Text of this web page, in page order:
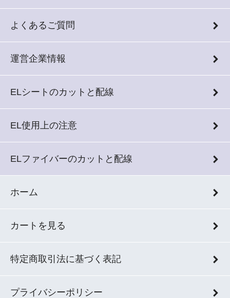
よくあるご質問
運営企業情報
ELシートのカットと配線
EL使用上の注意
ELファイバーのカットと配線
ホーム
カートを見る
特定商取引法に基づく表記
プライバシーポリシー